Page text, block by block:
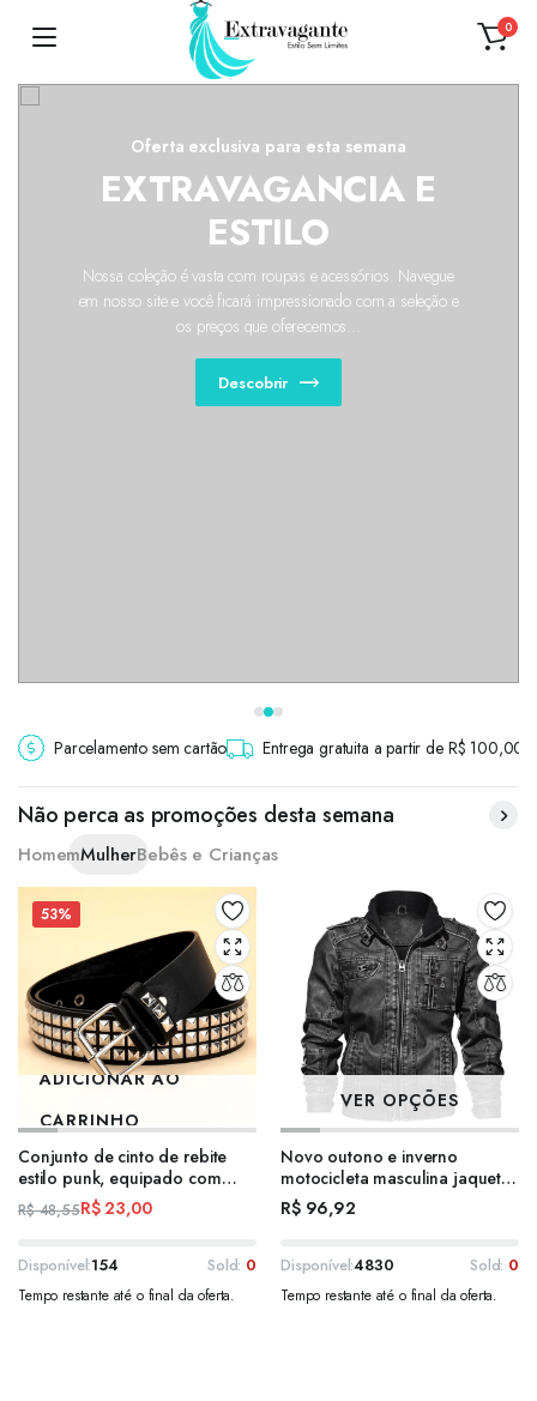
0
Oferta exclusiva para esta semana
EXTRAVAGANCIA E
ESTILO
Nossa coleção é vasta com roupas e acessórios. Navegue
em nosso site e você ficará impressionado com a seleção e
os preços que oferecemos...
Descobrir
Parcelamento sem cartão Entrega gratuita a partir de R$ 100,00
Não perca as promoções desta semana
HomemMulherBebês e Crianças
53%
ADICIONAR AO
CARRINHO
Conjunto de cinto de rebite
estilo punk, equipado com
fivela quadrada de aço
inoxidável, material de painel
pirâmide masculino e feminino
R$48,55R$23,00
Disponível:154 Sold: 0
Tempo restante até o final da oferta.
VER OPÇÕES
Novo outono e inverno
motocicleta masculina jaqueta
à prova de vento na moda
juventude versátil casual
R$96,92
Disponível:4830 Sold: 0
Tempo restante até o final da oferta.